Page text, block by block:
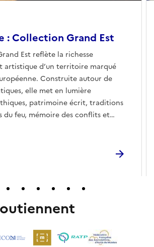
: Collection Grand Est
Est reflète la richesse
artistique d’un territoire marqué
Construite autour de
elle met en lumière
patrimoine écrit, traditions
du feu, mémoire des conflits et
populaires, des cristalleries
la transmission.Projetée au cœur de
la possibilité de s’installer